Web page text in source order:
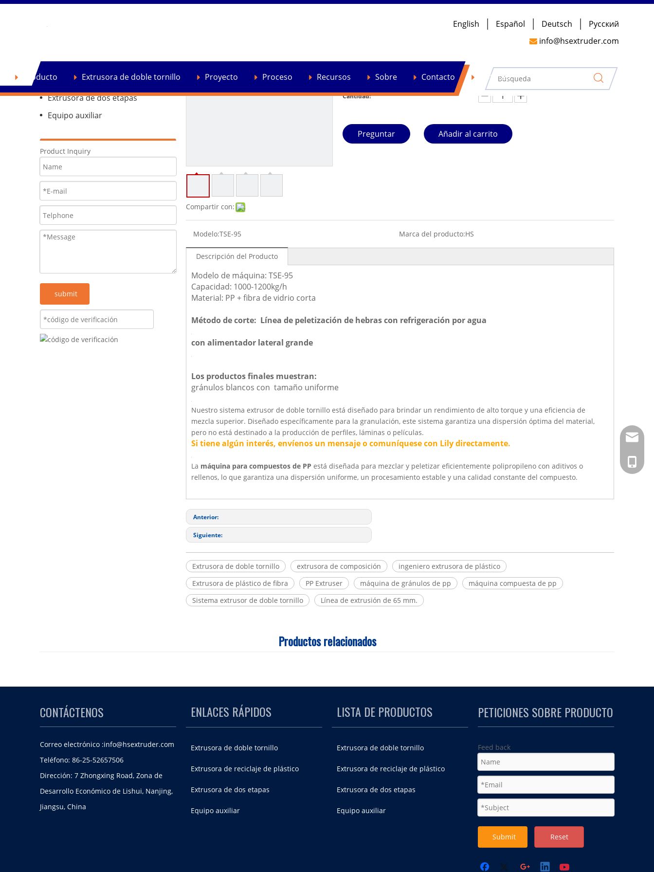
English Español Deutsch Pусский
 info@hsextruder.com
Producto Extrusora de doble tornillo Proyecto Proceso Recursos Sobre Contacto Noticias
Extrusora de doble tornillo
Extrusora de reciclaje de plástico
Extrusora de dos etapas
Equipo auxiliar
Product Inquiry
submit
Compartir con:
Extrusora de compuestos de doble tornillo de fibra de vidrio y
Modelo de máquina: TSE-95
Material: PP + fibra de vidrio corta
Cantidad:
Preguntar Añadir al carrito
Modelo:TSE-95 Marca del producto:HS
Descripción del Producto
Modelo de máquina: TSE-95
Capacidad: 1000-1200kg/h
Material: PP + fibra de vidrio corta
Método de corte: Línea de peletización de hebras con refrigeración por agua
con alimentador lateral grande
Los productos finales muestran:
gránulos blancos con tamaño uniforme
Nuestro sistema extrusor de doble tornillo está diseñado para brindar un rendimiento de alto torque y una eficiencia de
mezcla superior. Diseñado específicamente para la granulación, este sistema garantiza una dispersión óptima del material,
pero no está destinado a la producción de perfiles, láminas o películas.
Si tiene algún interés, envíenos un mensaje o comuníquese con Lily directamente.
La máquina para compuestos de PP está diseñada para mezclar y peletizar eficientemente polipropileno con aditivos o
rellenos, lo que garantiza una dispersión uniforme, un procesamiento estable y una calidad constante del compuesto.
Anterior:
Siguiente:
Extrusora de doble tornillo extrusora de composición
ingeniero extrusora de plástico
Extrusora de plástico de fibra
PP Extruser máquina de gránulos de pp
máquina compuesta de pp
Sistema extrusor de doble tornillo
Línea de extrusión de 65 mm.
Productos relacionados
CONTÁCTENOS
Correo electrónico :info@hsextruder.com
Teléfono: 86-25-52657506
Dirección: 7 Zhongxing Road, Zona de
Desarrollo Económico de Lishui, Nanjing,
Jiangsu, China
ENLACES RÁPIDOS
Extrusora de doble tornillo
Extrusora de reciclaje de plástico
Extrusora de dos etapas
Equipo auxiliar
LISTA DE PRODUCTOS
Extrusora de doble tornillo
Extrusora de reciclaje de plástico
Extrusora de dos etapas
Equipo auxiliar
+ 86-
PETICIONES SOBRE PRODUCTO
Feed back
Submit Reset